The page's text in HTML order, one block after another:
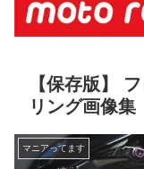
【保存版】
リング画像集
マニアってます